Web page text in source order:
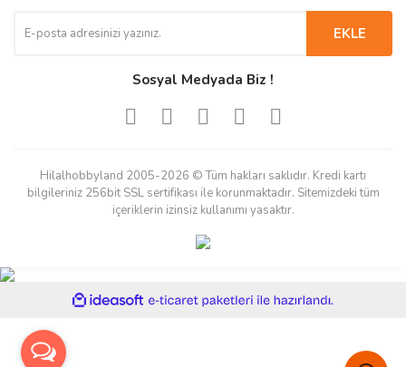
EKLE
Sosyal Medyada Biz !
Hilalhobbyland 2005-2026 © Tüm hakları saklıdır. Kredi kartı
bilgileriniz 256bit SSL sertifikası ile korunmaktadır. Sitemizdeki tüm
içeriklerin izinsiz kullanımı yasaktır.
ideasoft
e-